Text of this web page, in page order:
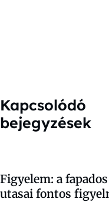
Kapcsolódó
bejegyzések
Figyelem: a
utasai fontos